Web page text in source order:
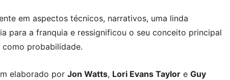
em aspectos técnicos, narrativos, uma linda
para a franquia e ressignificou o seu conceito principal
como probabilidade.
elaborado por Jon Watts, Lori Evans Taylor e Guy